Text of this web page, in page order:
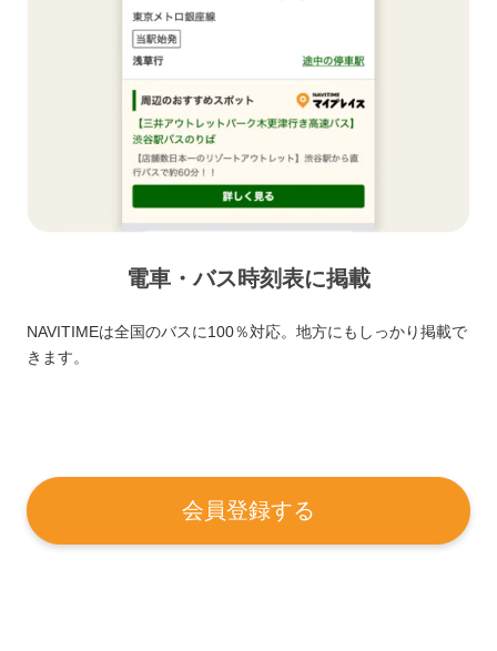
電車・バス時刻表に掲載
NAVITIMEは全国のバスに100％対応。地方にもしっかり掲載で
きます。
会員登録する